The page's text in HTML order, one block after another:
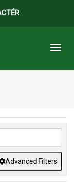
Advanced Filters